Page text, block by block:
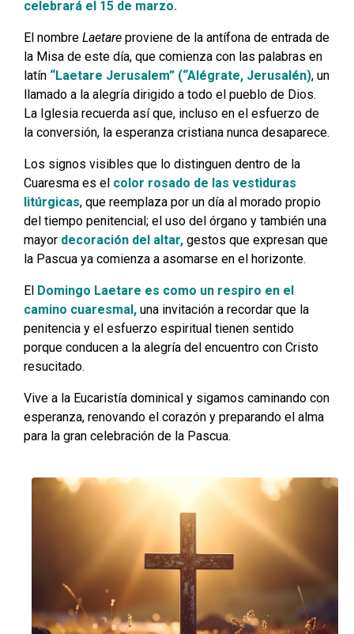
celebrará el 15 de marzo.
El nombre Laetare proviene de la antífona de entrada de
la Misa de este día, que comienza con las palabras en
latín “Laetare Jerusalem” (“Alégrate, Jerusalén), un
llamado a la alegría dirigido a todo el pueblo de Dios.
La Iglesia recuerda así que, incluso en el esfuerzo de
la conversión, la esperanza cristiana nunca desaparece.
Los signos visibles que lo distinguen dentro de la
Cuaresma es el color rosado de las vestiduras
litúrgicas, que reemplaza por un día al morado propio
del tiempo penitencial; el uso del órgano y también una
mayor decoración del altar, gestos que expresan que
la Pascua ya comienza a asomarse en el horizonte.
El Domingo Laetare es como un respiro en el
camino cuaresmal, una invitación a recordar que la
penitencia y el esfuerzo espiritual tienen sentido
porque conducen a la alegría del encuentro con Cristo
resucitado.
Vive a la Eucaristía dominical y sigamos caminando con
esperanza, renovando el corazón y preparando el alma
para la gran celebración de la Pascua.